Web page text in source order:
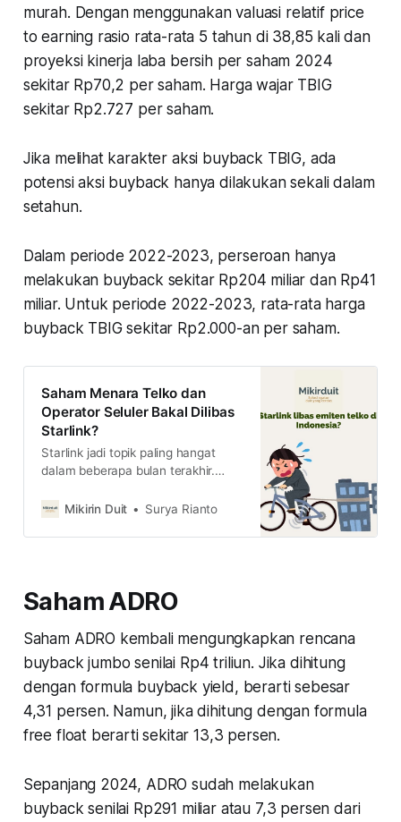
murah. Dengan menggunakan valuasi relatif price
to earning rasio rata-rata 5 tahun di 38,85 kali dan
proyeksi kinerja laba bersih per saham 2024
sekitar Rp70,2 per saham. Harga wajar TBIG
sekitar Rp2.727 per saham.
Jika melihat karakter aksi buyback TBIG, ada
potensi aksi buyback hanya dilakukan sekali dalam
setahun.
Dalam periode 2022-2023, perseroan hanya
melakukan buyback sekitar Rp204 miliar dan Rp41
miliar. Untuk periode 2022-2023, rata-rata harga
buyback TBIG sekitar Rp2.000-an per saham.
Saham Menara Telko dan
Operator Seluler Bakal Dilibas
Starlink?
Starlink jadi topik paling hangat
dalam beberapa bulan terakhir.
telko juga mencatatkan penurunan
Telko bakal dilibas Starlink?
Mikirin Duit Surya Rianto
Saham ADRO
Saham ADRO kembali mengungkapkan rencana
buyback jumbo senilai Rp4 triliun. Jika dihitung
dengan formula buyback yield, berarti sebesar
4,31 persen. Namun, jika dihitung dengan formula
free float berarti sekitar 13,3 persen.
Sepanjang 2024, ADRO sudah melakukan
buyback senilai Rp291 miliar atau 7,3 persen dari